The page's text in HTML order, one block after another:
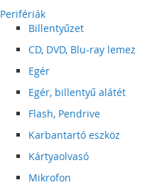
Perifériák
Billentyűzet
CD, DVD, Blu-ray lemez
Egér
Egér, billentyű alátét
Flash, Pendrive
Karbantartó eszköz
Kártyaolvasó
Mikrofon